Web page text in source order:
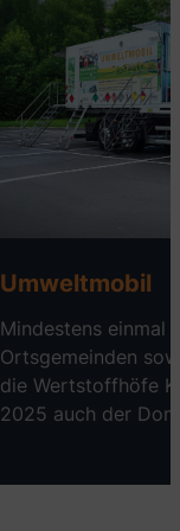
Umweltmobil
Mindestens einmal
Ortsgemeinden
die Wertstoffhöfe
2025 auch der
Mehr erfahren über